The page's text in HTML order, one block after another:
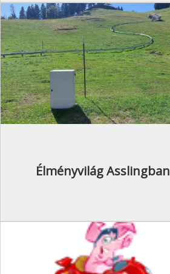
Élményvilág Asslingban